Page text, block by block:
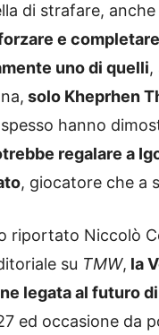
di strafare,
e
uno di quelli,
solo Kheprhen
hanno
regalare a
, giocatore che a
riportato Niccolò
su TMW, la
legata al futuro
ed occasione da